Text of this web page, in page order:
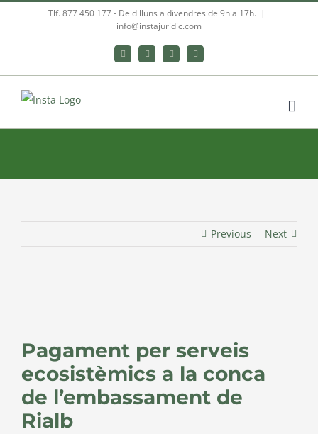
Tlf. 877 450 177‬ - De dilluns a divendres de 9h a 17h. |
info@instajuridic.com
BlueskyLinkedInYouTubeInstagram
Previous Next
Pagament per serveis
ecosistèmics a la conca
de l’embassament de
Rialb